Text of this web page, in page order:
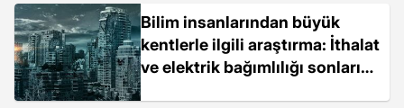
Bilim insanlarından büyük
kentlerle ilgili araştırma: İthalat
ve elektrik bağımlılığı sonları